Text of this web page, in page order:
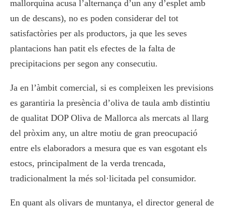
mallorquina acusa l’alternança d’un any d’esplet amb
un de descans), no es poden considerar del tot
satisfactòries per als productors, ja que les seves
plantacions han patit els efectes de la falta de
precipitacions per segon any consecutiu.
Ja en l’àmbit comercial, si es compleixen les previsions
es garantiria la presència d’oliva de taula amb distintiu
de qualitat DOP Oliva de Mallorca als mercats al llarg
del pròxim any, un altre motiu de gran preocupació
entre els elaboradors a mesura que es van esgotant els
estocs, principalment de la verda trencada,
tradicionalment la més sol·licitada pel consumidor.
En quant als olivars de muntanya, el director general de